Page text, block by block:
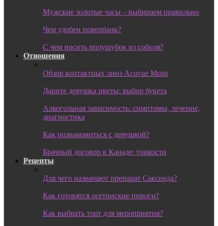
Мужские золотые часы – выбираем правильно
Чем удобен повербанк?
С чем носить полушубок из соболя?
Отношения
Обзор контактных линз Acuvue Moist
Дарите девушка цветы: выбор букета
Алкогольная зависимость: симптомы, лечение,
диагностика
Как познакомиться с девушкой?
Брачный договор в Канаде: тонкости
Рецепты
Для чего назначают препарат Саксенда?
Как готовятся осетинские пироги?
Как выбрать торт для мероприятия?